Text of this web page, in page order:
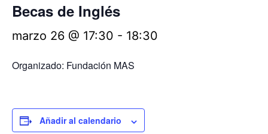
Becas de Inglés
marzo 26 @ 17:30 - 18:30
Organizado: Fundación MAS
Añadir al calendario